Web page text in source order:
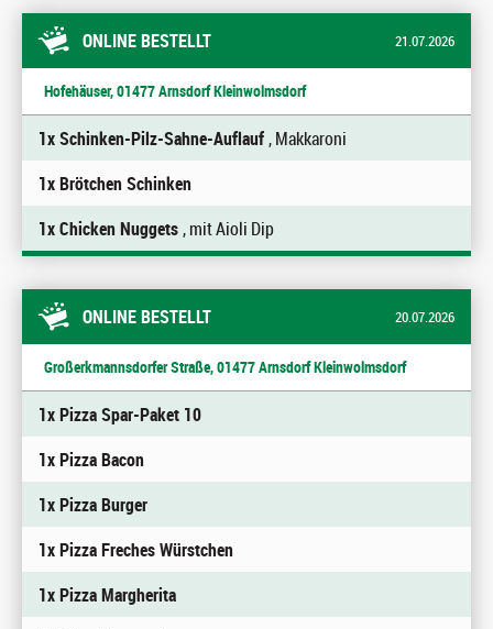
ONLINE BESTELLT 21.07.2026
Hofehäuser, 01477 Arnsdorf Kleinwolmsdorf
1x Schinken-Pilz-Sahne-Auflauf, Makkaroni
1x Brötchen Schinken
1x Chicken Nuggets, mit Aioli Dip
ONLINE BESTELLT 20.07.2026
Großerkmannsdorfer Straße, 01477 Arnsdorf Kleinwolmsdorf
1x Pizza Spar-Paket 10
1x Pizza Bacon
1x Pizza Burger
1x Pizza Freches Würstchen
1x Pizza Margherita